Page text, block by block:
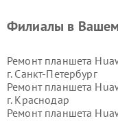
Программные
блокировки
Филиалы в
Ремонт планшета
г. Санкт-Петербург
Ремонт планшета
г. Краснодар
Ремонт планшета